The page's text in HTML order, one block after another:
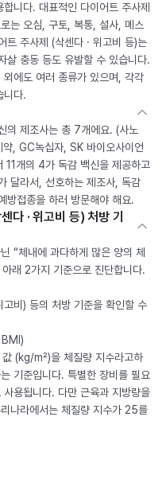
니다. 대표적인 다이어트 주사제
는 오심, 구토, 복통, 설사, 메스
트 주사제 (삭센다 · 위고비 등)는
살 충동 등도 유발할 수 있습니다.
외에도 여러 종류가 있으며, 각각
니다.
의 제조사는 총 7개에요. (사노
, GC녹십자, SK 바이오사이언
개의 4가 독감 백신을 제공하고
달라서, 선호하는 제조사, 독감
방접종을 하러 방문해야 해요.
다 · 위고비 등) 처방 기
“체내에 과다하게 많은 양의 체
래 2가지 기준으로 진단합니다.
비) 등의 처방 기준을 확인할 수
(kg/m²)을 체질량 지수라고하
기준입니다. 특별한 장비를 필요
용됩니다. 다만 근육과 지방량을
나라에서는 체질량 지수가 25를